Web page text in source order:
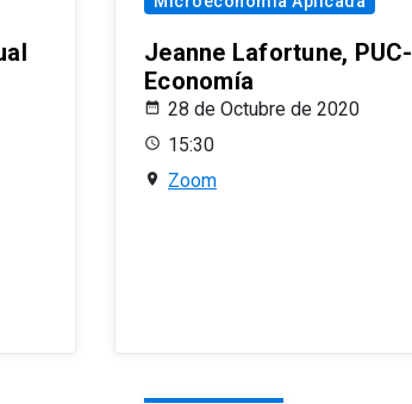
Jeanne Lafortune, PUC-
Economía
28 de Octubre de 2020
15:30
Zoom